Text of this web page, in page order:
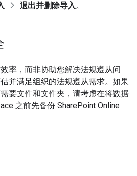
退出并删除导入。
率，而非协助您解决法规遵从问
并满足组织的法规遵从需求。如果
要文件和文件夹，请考虑在将数据
之前先备份 SharePoint Online